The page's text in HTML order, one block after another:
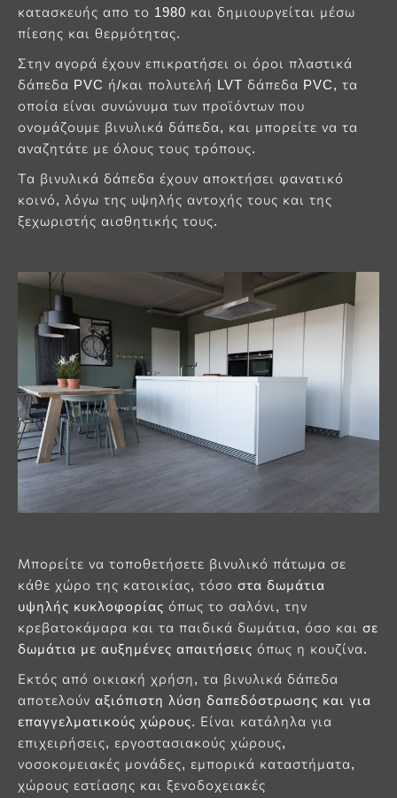
κατασκευής απο το 1980 και δημιουργείται μέσω
πίεσης και θερμότητας.
Στην αγορά έχουν επικρατήσει οι όροι πλαστικά
δάπεδα PVC ή/και πολυτελή LVT δάπεδα PVC, τα
οποία είναι συνώνυμα των προϊόντων που
ονομάζουμε βινυλικά δάπεδα, και μπορείτε να τα
αναζητάτε με όλους τους τρόπους.
Τα βινυλικά δάπεδα έχουν αποκτήσει φανατικό
κοινό, λόγω της υψηλής αντοχής τους και της
ξεχωριστής αισθητικής τους.
Μπορείτε να τοποθετήσετε βινυλικό πάτωμα σε
κάθε χώρο της κατοικίας, τόσο στα δωμάτια
υψηλής κυκλοφορίας όπως το σαλόνι, την
κρεβατοκάμαρα και τα παιδικά δωμάτια, όσο και σε
δωμάτια με αυξημένες απαιτήσεις όπως η κουζίνα.
Εκτός από οικιακή χρήση, τα βινυλικά δάπεδα
αποτελούν αξιόπιστη λύση δαπεδόστρωσης και για
επαγγελματικούς χώρους. Είναι κατάληλα για
επιχειρήσεις, εργοστασιακούς χώρους,
νοσοκομειακές μονάδες, εμπορικά καταστήματα,
χώρους εστίασης και ξενοδοχειακές